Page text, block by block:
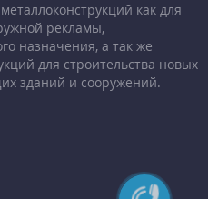
как для
рекламы,
назначения, а так же
для строительства новых
зданий и сооружений.